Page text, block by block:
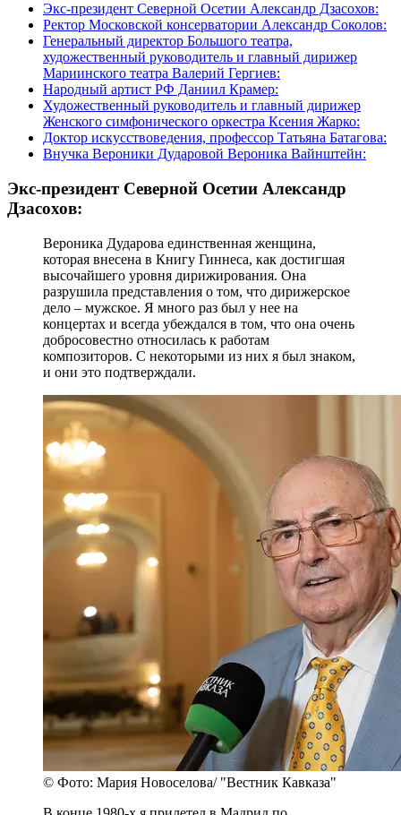
Экс-президент Северной Осетии Александр Дзасохов:
Ректор Московской консерватории Александр Соколов:
Генеральный директор Большого театра,
художественный руководитель и главный дирижер
Мариинского театра Валерий Гергиев:
Народный артист РФ Даниил Крамер:
Художественный руководитель и главный дирижер
Женского симфонического оркестра Ксения Жарко:
Доктор искусствоведения, профессор Татьяна Батагова:
Внучка Вероники Дударовой Вероника Вайнштейн:
Экс-президент Северной Осетии Александр
Дзасохов:
Вероника Дударова единственная женщина,
которая внесена в Книгу Гиннеса, как достигшая
высочайшего уровня дирижирования. Она
разрушила представления о том, что дирижерское
дело – мужское. Я много раз был у нее на
концертах и всегда убеждался в том, что она очень
добросовестно относилась к работам
композиторов. С некоторыми из них я был знаком,
и они это подтверждали.
© Фото: Мария Новоселова/ "Вестник Кавказа"